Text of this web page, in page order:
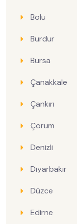
Bolu
Burdur
Bursa
Çanakkale
Çankırı
Çorum
Denizli
Diyarbakır
Düzce
Edirne